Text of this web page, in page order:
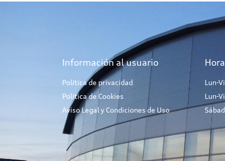
Información al usuario
Política de privacidad
Política de Cookies
Aviso Legal y Condiciones de Uso
Lun-
Lun-